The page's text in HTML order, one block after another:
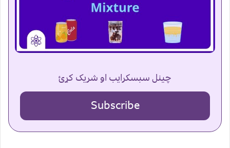
چینل سبسکرایب او شریک کړئ
Subscribe